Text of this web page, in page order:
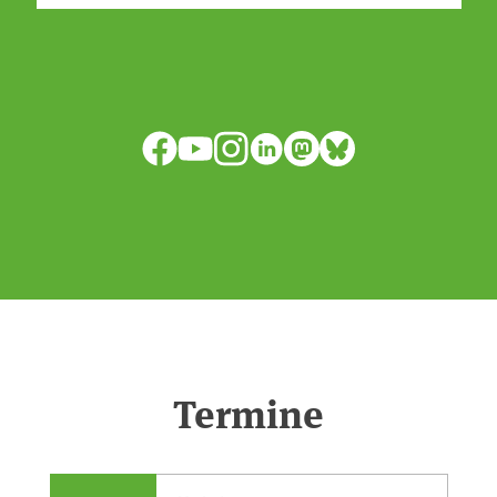
anpassen?🤔Antworten auf diese und
Termine